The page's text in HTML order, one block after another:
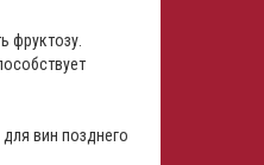
фруктозу.
вин позднего